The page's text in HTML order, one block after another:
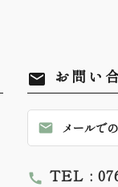
mail お問い
mail メールで
call TEL :